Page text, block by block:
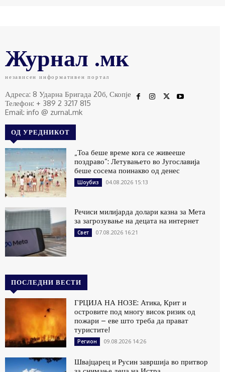
Журнал .мк
независен информативен портал
Адреса: 8 Ударна Бригада 20б, Скопје
Телефон: + 389 2 3217 815
Email: info @ zurnal.mk
ОД УРЕДНИКОТ
„Тоа беше време кога се живееше
поздраво“: Летувањето во Југославија
беше сосема поинакво од денес
Шоубиз 04.08.2026 15:13
Речиси милијарда долари казна за Мета
за загрозување на децата на интернет
Свет 07.08.2026 16:21
ПОСЛЕДНИ ВЕСТИ
ГРЦИЈА НА НОЗЕ: Атика, Крит и
островите под многу висок ризик од
пожари – еве што треба да прават
туристите!
Регион 09.08.2026 14:26
Швајцарец и Русин завршија во притвор